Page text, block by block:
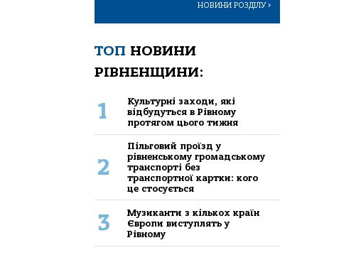
НОВИНИ РОЗДІЛУ>
ТОП НОВИНИ
РІВНЕНЩИНИ:
1
Культурні заходи, які
відбудуться в Рівному
протягом цього тижня
2
Пільговий проїзд у
рівненському громадському
транспорті без
транспортної картки: кого
це стосується
3
Музиканти з кількох країн
Європи виступлять у
Рівному